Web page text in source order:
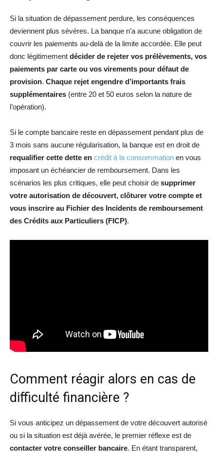
Si la situation de dépassement perdure, les conséquences
deviennent plus sévères. La banque n’a aucune obligation de
couvrir les paiements au-delà de la limite accordée. Elle peut
donc légitimement décider de rejeter vos prélèvements, vos
paiements par carte ou vos virements pour défaut de
provision. Chaque rejet engendre d’importants frais
supplémentaires (entre 20 et 50 euros selon la nature de
l’opération).
Si le compte bancaire reste en dépassement pendant plus de
3 mois sans aucune régularisation, la banque est en droit de
requalifier cette dette en crédit à la consommation en vous
imposant un échéancier de remboursement. Dans les
scénarios les plus critiques, elle peut choisir de supprimer
votre autorisation de découvert, clôturer votre compte et
vous inscrire au Fichier des Incidents de remboursement
des Crédits aux Particuliers (FICP).
Comment réagir alors en cas de
difficulté financière ?
Si vous anticipez un dépassement de votre découvert autorisé
ou si la situation est déjà avérée, le premier réflexe est de
contacter votre conseiller bancaire. En étant transparent,